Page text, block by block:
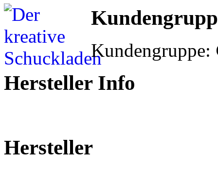
Kundengruppe:
Hersteller Info
Hersteller